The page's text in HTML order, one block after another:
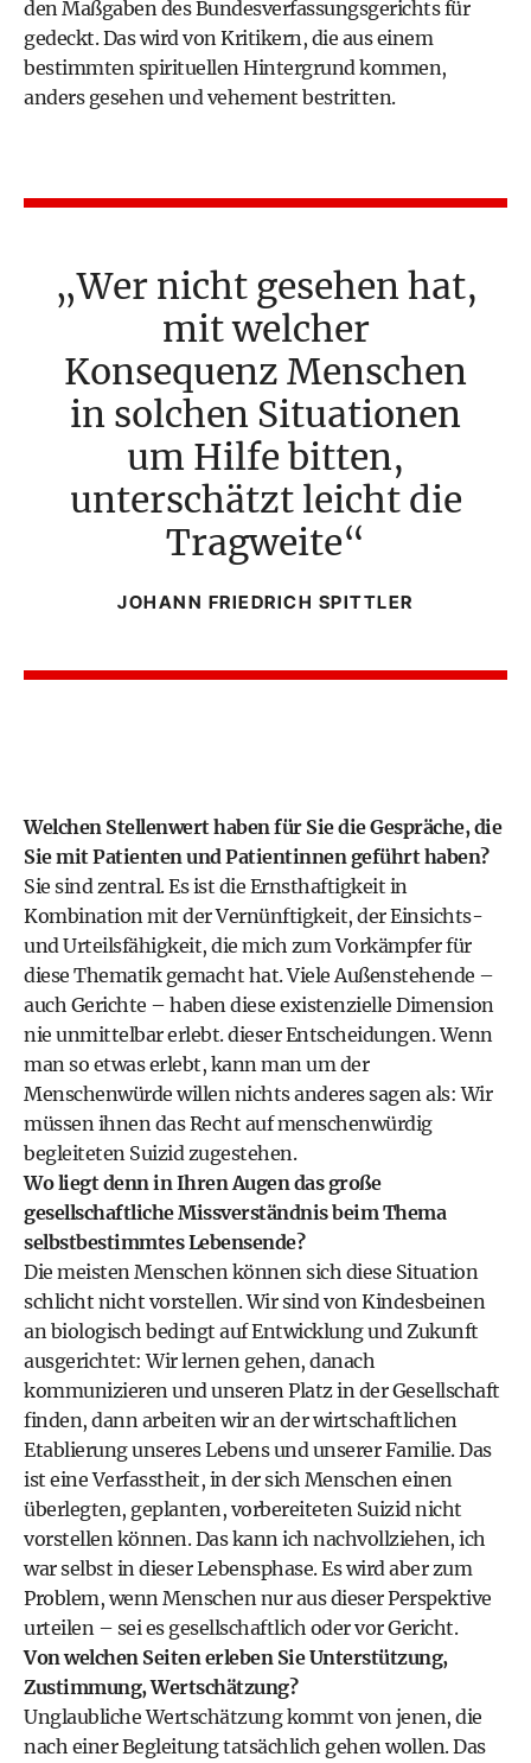
den Maßgaben des Bundesverfassungsgerichts für
gedeckt. Das wird von Kritikern, die aus einem
bestimmten spirituellen Hintergrund kommen,
anders gesehen und vehement bestritten.
Wer nicht gesehen hat,
mit welcher
Konsequenz Menschen
in solchen Situationen
um Hilfe bitten,
unterschätzt leicht die
Tragweite
JOHANN FRIEDRICH SPITTLER
Welchen Stellenwert haben für Sie die Gespräche, die
Sie mit Patienten und Patientinnen geführt haben?
Sie sind zentral. Es ist die Ernsthaftigkeit in
Kombination mit der Vernünftigkeit, der Einsichts-
und Urteilsfähigkeit, die mich zum Vorkämpfer für
diese Thematik gemacht hat. Viele Außenstehende –
auch Gerichte – haben diese existenzielle Dimension
nie unmittelbar erlebt. dieser Entscheidungen. Wenn
man so etwas erlebt, kann man um der
Menschenwürde willen nichts anderes sagen als: Wir
müssen ihnen das Recht auf menschenwürdig
begleiteten Suizid zugestehen.
Wo liegt denn in Ihren Augen das große
gesellschaftliche Missverständnis beim Thema
selbstbestimmtes Lebensende?
Die meisten Menschen können sich diese Situation
schlicht nicht vorstellen. Wir sind von Kindesbeinen
an biologisch bedingt auf Entwicklung und Zukunft
ausgerichtet: Wir lernen gehen, danach
kommunizieren und unseren Platz in der Gesellschaft
finden, dann arbeiten wir an der wirtschaftlichen
Etablierung unseres Lebens und unserer Familie. Das
ist eine Verfasstheit, in der sich Menschen einen
überlegten, geplanten, vorbereiteten Suizid nicht
vorstellen können. Das kann ich nachvollziehen, ich
war selbst in dieser Lebensphase. Es wird aber zum
Problem, wenn Menschen nur aus dieser Perspektive
urteilen – sei es gesellschaftlich oder vor Gericht.
Von welchen Seiten erleben Sie Unterstützung,
Zustimmung, Wertschätzung?
Unglaubliche Wertschätzung kommt von jenen, die
nach einer Begleitung tatsächlich gehen wollen. Das